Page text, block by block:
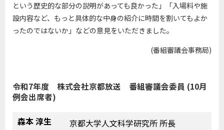
という歴史的な部分の説明があっても良かった」「入場料や施
設内容など、もっと具体的な中身の紹介に時間を割いてもよか
ったのではないか」などの意見をいただきました。
(番組審議会事務局)
令和7年度 株式会社京都放送 番組審議会委員 (10月
例会出席者)
森本 淳生
京都大学人文科学研究所 所長